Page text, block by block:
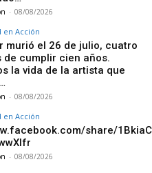
- 08/08/2026
en Acción
murió el 26 de julio, cuatro
de cumplir cien años.
la vida de la artista que
- 08/08/2026
en Acción
share/
- 08/08/2026